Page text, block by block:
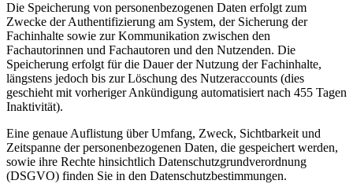
Die Speicherung von personenbezogenen Daten erfolgt zum
Zwecke der Authentifizierung am System, der Sicherung der
Fachinhalte sowie zur Kommunikation zwischen den
Fachautorinnen und Fachautoren und den Nutzenden. Die
Speicherung erfolgt für die Dauer der Nutzung der Fachinhalte,
längstens jedoch bis zur Löschung des Nutzeraccounts (dies
geschieht mit vorheriger Ankündigung automatisiert nach 455 Tagen
Inaktivität).
Eine genaue Auflistung über Umfang, Zweck, Sichtbarkeit und
Zeitspanne der personenbezogenen Daten, die gespeichert werden,
sowie ihre Rechte hinsichtlich Datenschutzgrundverordnung
(DSGVO) finden Sie in den Datenschutzbestimmungen.